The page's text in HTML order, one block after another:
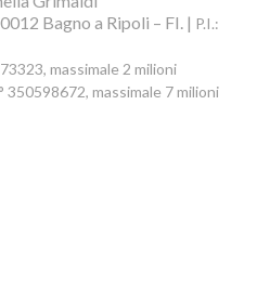
Bagno a Ripoli – FI. | P.I.:
massimale 2 milioni
350598672, massimale 7 milioni